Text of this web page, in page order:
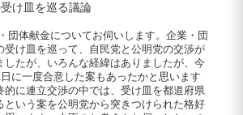
け皿を巡る議論
体献金についてお伺いします。企業・団
受け皿を巡って、自民党と公明党の交渉が
したが、いろんな経緯はありましたが、今
に一度合意した案もあったかと思います
的に連立交渉の中では、受け皿を都道府県
という案を公明党から突きつけられた格好